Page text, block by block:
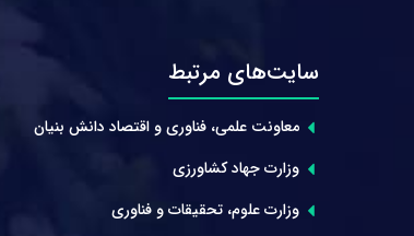
سایت‌های مرتبط
معاونت علمی، فناوری و اقتصاد دانش بنیان
وزارت جهاد کشاورزی
وزارت علوم، تحقیقات و فناوری